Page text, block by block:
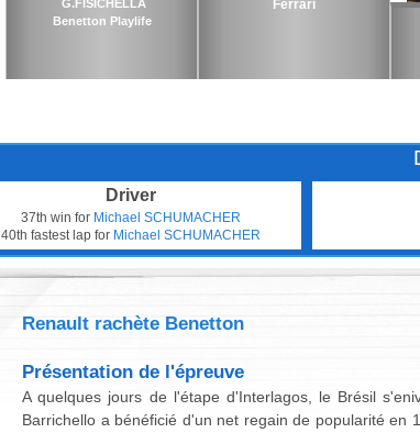
G.FISICHELLA
Benetton Playlife
Ferrari
Driver
37th win for Michael SCHUMACHER
40th fastest lap for Michael SCHUMACHER
Renault rachète Benetton
Présentation de l'épreuve
A quelques jours de l'étape d'Interlagos, le Brésil
Barrichello a bénéficié d'un net regain de popularité en